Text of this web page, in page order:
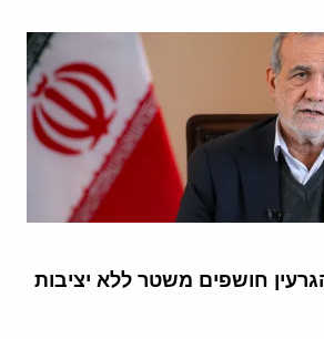
חושפים משטר ללא יציבות